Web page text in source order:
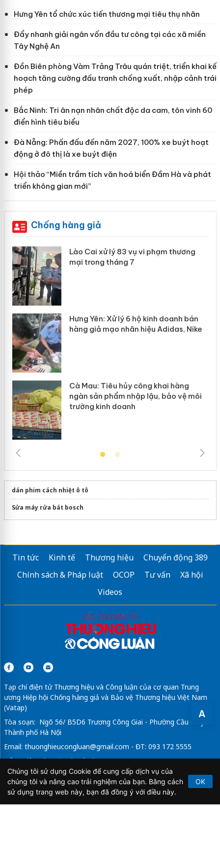
A
Hưng Yên tổ chức xúc tiến thương mại tiêu thụ nhãn
Đẩy nhanh giải ngân vốn đầu tư công tại các xã miền
Tây Nghệ An
Đồn Biên phòng Vàm Trảng Trâu quán triệt, triển khai kế
hoạch tăng cường đấu tranh chống xuất, nhập cảnh trái
phép
Bắc Ninh: Tri ân nạn nhân chất độc da cam, tôn vinh 60
điển hình tiêu biểu
Đà Nẵng: Phấn đấu đến năm 2027, 100% xe buýt hoạt
động ở đô thị là xe buýt điện
Hội thảo “Miền trầm tích văn hoá biển Đầm Hà và phát
triển không gian mới”
Chống hàng giả
Lào Cai xử lý 83 vụ vi phạm thương
mại trong tháng 7
Hưng Yên: Xử lý 6 hộ kinh doanh bán
hàng giả mạo nhãn hiệu Adidas, Nike
Cà Mau: Tiêu hủy công khai hàng
ngàn sản phẩm nhập lậu, bảo vệ môi
trường kinh doanh
dán phim cách nhiệt ô tô
Sửa máy rửa bát bosch
Tin tức Kinh tế Thương hiệu
Chuyển động 389
Chính sách & Pháp luật
OCOP Tư vấn
Xã hội
Videos
Tạp chí điện tử Thương hiệu và Công luận của cơ quan Trung
ương Hiệp hội Chống hàng giả và Bảo vệ Thương hiệu Việt Nam
(Vatap)
Tòa soạn: Ngõ 56/ B5D6 Trương Công Giai - Phường Cầu Giấy -
Thành phố Hà Nội
Email: thuonghieucongluan@gmail.com - ĐT: 093 172 5555
Tổng Biên Tập: Vũ Đức Thuận
Giấy phép hoạt động báo chí điện tử số 64/GP-BTTTT do Bộ
Thông tin và Truyền thông cấp ngày 21/2/2020.
Chúng tôi sử dụng Cookie để cung cấp dịch vụ của
chúng tôi và nâng cao trải nghiệm của bạn. Bằng cách
sử dụng trang web này, bạn đã đồng ý với điều này.
OK